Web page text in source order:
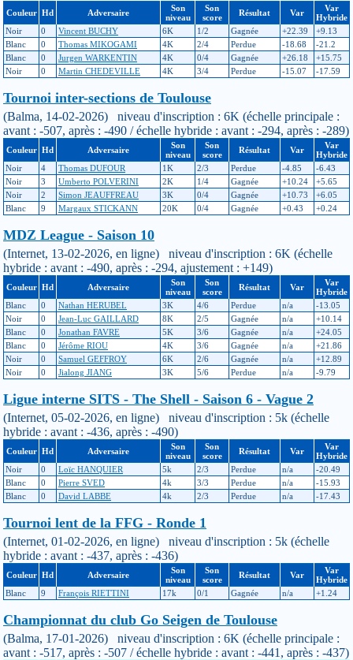
Couleur Hd Adversaire
Son
niveau
Son
score
Résultat Var
Var
Hybride
Noir
0 Vincent BUCHY 6K 1/2 Gagnée +22.39
+9.13
Blanc
0 Thomas MIKOGAMI 4K 2/4 Perdue -18.68
-21.2
Blanc
0 Jurgen WARKENTIN 4K 0/4 Gagnée +26.18
+15.75
Noir
0 Martin CHEDEVILLE 4K 3/4 Perdue -15.07 -17.59
Tournoi inter-sections de Toulouse
(Balma, 14-02-2026) niveau d'inscription : 6K (échelle principale :
avant : -507, après : -490 / échelle hybride : avant : -294, après : -289)
Couleur Hd Adversaire
Son
niveau
Son
score
Résultat Var
Var
Hybride
Noir
4 Thomas DUFOUR 1K 2/3 Perdue -4.85
-6.43
Noir
3 Umberto POLVERINI 2K 1/4 Gagnée +10.24
+5.65
Noir
2 Simon JEAUFFREAU 3K 0/4 Gagnée +10.73
+6.05
Blanc
9 Margaux STICKANN 20K 0/4 Gagnée +0.43 +0.24
MDZ League - Saison 10
(Internet, 13-02-2026, en ligne) niveau d'inscription : 6K (échelle
hybride : avant : -490, après : -294, ajustement : +149)
Couleur Hd Adversaire
Son
niveau
Son
score
Résultat Var
Var
Hybride
Blanc
0 Nathan HERUBEL 3K 4/6 Perdue n/a
-13.05
Noir
0 Jean-Luc GAILLARD 8K 2/5 Gagnée n/a
+10.14
Blanc
0 Jonathan FAVRE 5K 3/6 Gagnée n/a
+24.05
Blanc
0 Jérôme RIOU 4K 3/6 Gagnée n/a
+21.86
Noir
0 Samuel GEFFROY 6K 2/6 Gagnée n/a
+12.89
Noir
0 Jialong JIANG 3K 5/6 Perdue n/a -9.79
Ligue interne SITS - The Shell - Saison 6 - Vague 2
(Internet, 05-02-2026, en ligne) niveau d'inscription : 5k (échelle
hybride : avant : -436, après : -490)
Couleur Hd Adversaire
Son
niveau
Son
score
Résultat Var
Var
Hybride
Noir
0 Loïc HANQUIER 5k 2/3 Perdue n/a
-20.49
Blanc
0 Pierre SVED 4k 3/3 Perdue n/a
-15.93
Blanc
0 David LABBE 4k 2/3 Perdue n/a -17.43
Tournoi lent de la FFG - Ronde 1
(Internet, 01-02-2026, en ligne) niveau d'inscription : 5k (échelle
hybride : avant : -437, après : -436)
Couleur Hd Adversaire
Son
niveau
Son
score
Résultat Var
Var
Hybride
Blanc
9 François RIETTINI 17k 0/1 Gagnée n/a +1.24
Championnat du club Go Seigen de Toulouse
(Balma, 17-01-2026) niveau d'inscription : 6K (échelle principale :
avant : -517, après : -507 / échelle hybride : avant : -441, après : -437)